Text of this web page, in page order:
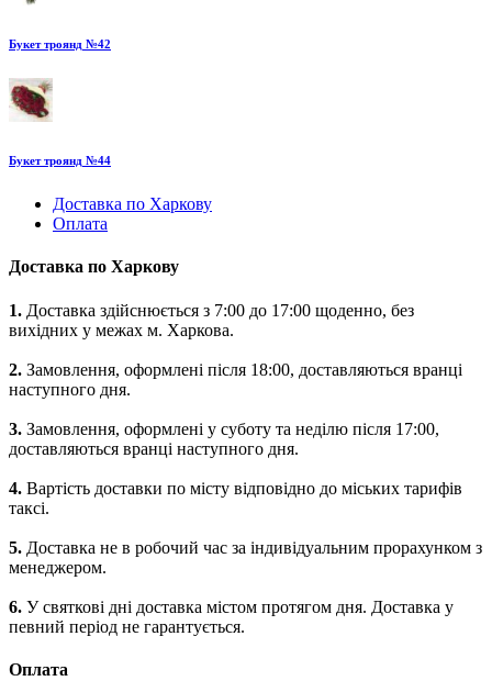
Букет троянд №42
Букет троянд №44
Доставка по Харкову
Оплата
Доставка по Харкову
1. Доставка здійснюється з 7:00 до 17:00 щоденно, без
вихідних у межах м. Харкова.
2. Замовлення, оформлені після 18:00, доставляються вранці
наступного дня.
3. Замовлення, оформлені у суботу та неділю після 17:00,
доставляються вранці наступного дня.
4. Вартість доставки по місту відповідно до міських тарифів
таксі.
5. Доставка не в робочий час за індивідуальним прорахунком з
менеджером.
6. У святкові дні доставка містом протягом дня. Доставка у
певний період не гарантується.
Оплата